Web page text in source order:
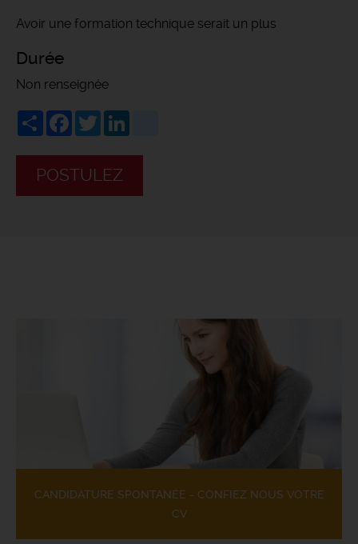
Avoir une formation technique serait un plus
Durée
Non renseignée
ShareFacebook
Twitter
POSTULEZ
CANDIDATURE SPONTANÉE - CONFIEZ NOUS VOTRE
CV